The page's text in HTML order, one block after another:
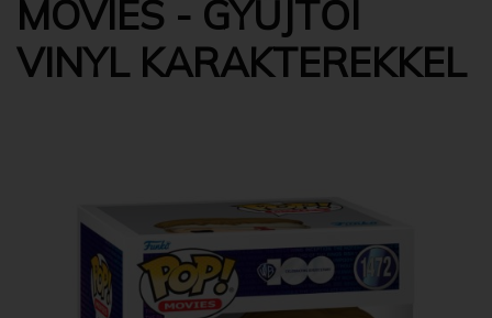
MOVIES - GYŰJTŐI
VINYL KARAKTEREKKEL